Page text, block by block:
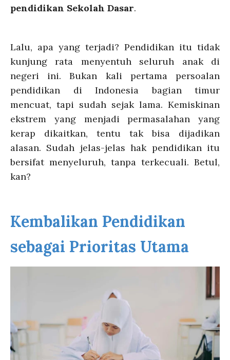
pendidikan Sekolah Dasar.
Lalu, apa yang terjadi? Pendidikan itu tidak
kunjung rata menyentuh seluruh anak di
negeri ini. Bukan kali pertama persoalan
pendidikan di Indonesia bagian timur
mencuat, tapi sudah sejak lama. Kemiskinan
ekstrem yang menjadi permasalahan yang
kerap dikaitkan, tentu tak bisa dijadikan
alasan. Sudah jelas-jelas hak pendidikan itu
bersifat menyeluruh, tanpa terkecuali. Betul,
kan?
Kembalikan Pendidikan
sebagai Prioritas Utama